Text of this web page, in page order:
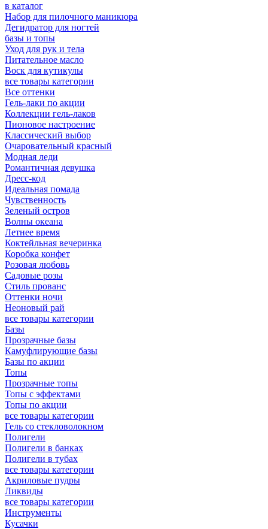
в каталог
Набор для пилочного маникюра
Дегидратор для ногтей
базы и топы
Уход для рук и тела
Питательное масло
Воск для кутикулы
все товары категории
Все оттенки
Гель-лаки по акции
Коллекции гель-лаков
Пионовое настроение
Классический выбор
Очаровательный красный
Модная леди
Романтичная девушка
Дресс-код
Идеальная помада
Чувственность
Зеленый остров
Волны океана
Летнее время
Коктейльная вечеринка
Коробка конфет
Розовая любовь
Садовые розы
Стиль прованс
Оттенки ночи
Неоновый рай
все товары категории
Базы
Прозрачные базы
Камуфлирующие базы
Базы по акции
Топы
Прозрачные топы
Топы с эффектами
Топы по акции
все товары категории
Гель со стекловолокном
Полигели
Полигели в банках
Полигели в тубах
все товары категории
Акриловые пудры
Ликвиды
все товары категории
Инструменты
Кусачки